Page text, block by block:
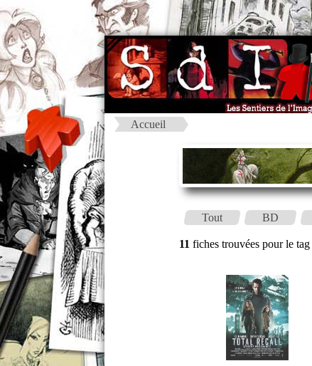
Accueil
Tout BD
11 fiches trouvées pour le tag